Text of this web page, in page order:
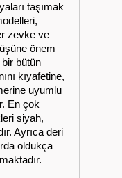
taşımak
zevke ve
önem
bütün
kıyafetine,
uyumlu
En çok
siyah,
Ayrıca deri
oldukça